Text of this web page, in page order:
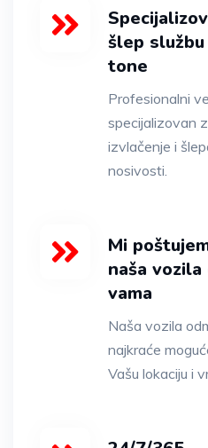
šlep
tone
Profesionalni
specijalizovan
izvlačenje i
nosivosti.
Mi
naša
vama
Naša vozila
najkraće
Vašu lokaciju i